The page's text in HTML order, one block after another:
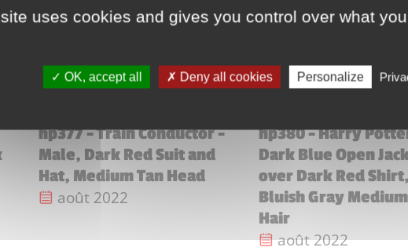
hp377 - Train Conductor -
Male, Dark Red Suit and
Hat, Medium Tan Head
Date de sortie :
août 2022
hp380 - Harry
Dark Blue Open
over Dark Red
Bluish Gray
Hair
Date de sortie :
août 2022
uses cookies and gives you control over what
OK, accept all Deny all cookies Personalize